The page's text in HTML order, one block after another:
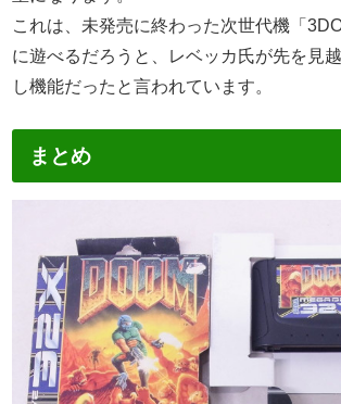
これは、未発売に終わった次世代機「
に遊べるだろうと、レベッカ氏が先を見
し機能だったと言われています。
まとめ